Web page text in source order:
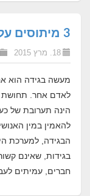
3 מיתוסים על בגידות
18. מרץ 2015
מעשה בגידה הוא
לאדם אחר. תחושת
הינה תערובת של
להאמין במין
הבגידה, למערכת
בגידות, שאינם
חברים, עמיתים